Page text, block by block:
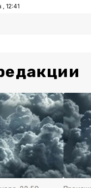
, 12:41